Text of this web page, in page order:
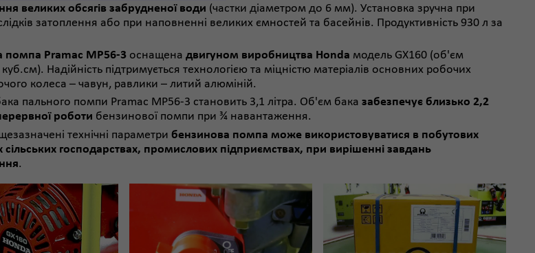
великих обсягів забрудненої води (частки діаметром до 6 мм). Установка зручна при
затоплення або при наповненні великих ємностей та басейнів. Продуктивність 930 л за
помпа Pramac MP56-3оснащена двигуном виробництва Honda модель GX160 (об'єм
Надійність підтримується технологією та міцністю матеріалів основних робочих
колеса – чавун, равлики – литий алюміній.
пального помпи Pramac MP56-3 становить 3,1 літра. Об'єм бака забезпечує близько 2,2
роботи бензинової помпи при ¾ навантаження.
технічні параметри бензинова помпа може використовуватися в побутових
сільських господарствах, промислових підприємствах, при вирішенні завдань
.